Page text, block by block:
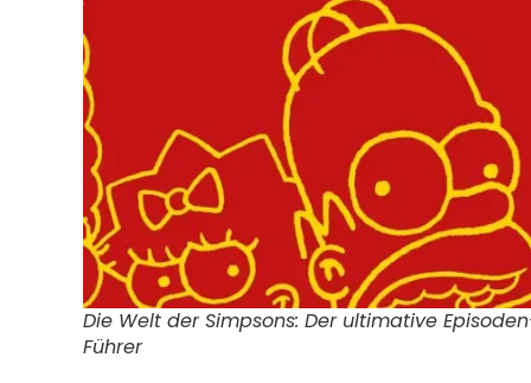
Die Welt der Simpsons: Der ultimative
Führer